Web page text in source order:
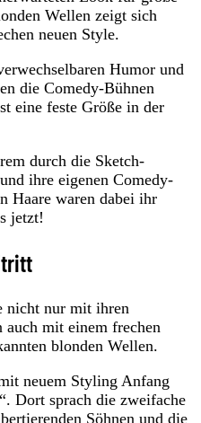
Wellen zeigt sich
neuen Style.
Humor und
die Comedy-Bühnen
eine feste Größe in der
durch die Sketch-
ihre eigenen Comedy-
Haare waren dabei ihr
jetzt!
nicht nur mit ihren
mit einem frechen
blonden Wellen.
neuem Styling Anfang
Dort sprach die zweifache
Söhnen und die